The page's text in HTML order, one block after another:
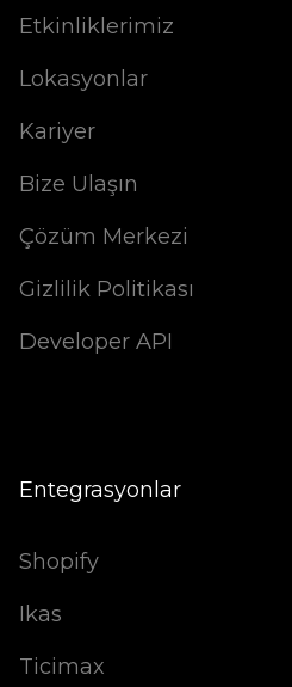
Etkinliklerimiz
Lokasyonlar
Kariyer
Bize Ulaşın
Çözüm Merkezi
Gizlilik Politikası
Developer API
Entegrasyonlar
Shopify
Ikas
Ticimax